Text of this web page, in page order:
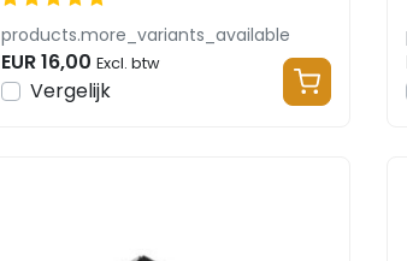
products.more_variants_available
EUR 16,00 Excl. btw
Vergelijk